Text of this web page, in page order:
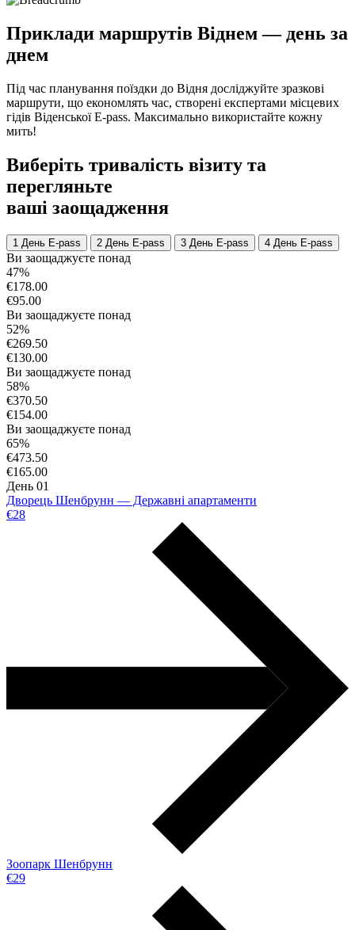
Приклади маршрутів Віднем — день за
днем
Під час планування поїздки до Відня досліджуйте зразкові
маршрути, що економлять час, створені експертами місцевих
гідів Віденської E-pass. Максимально використайте кожну
мить!
Виберіть тривалість візиту та
перегляньте
ваші заощадження
1 День E-pass 2 День E-pass 3 День E-pass 4 День E-pass
Ви заощаджуєте понад
47%
€178.00
€95.00
Ви заощаджуєте понад
52%
€269.50
€130.00
Ви заощаджуєте понад
58%
€370.50
€154.00
Ви заощаджуєте понад
65%
€473.50
€165.00
День 01
Дворець Шенбрунн — Державні апартаменти
€28
Зоопарк Шенбрунн
€29